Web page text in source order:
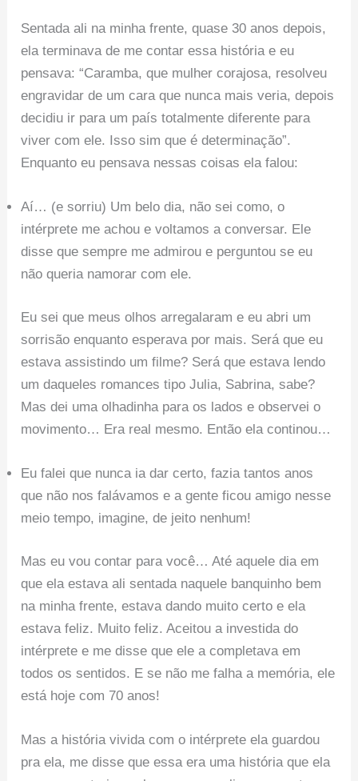
Sentada ali na minha frente, quase 30 anos depois,
ela terminava de me contar essa história e eu
pensava: “Caramba, que mulher corajosa, resolveu
engravidar de um cara que nunca mais veria, depois
decidiu ir para um país totalmente diferente para
viver com ele. Isso sim que é determinação”.
Enquanto eu pensava nessas coisas ela falou:
Aí… (e sorriu) Um belo dia, não sei como, o
intérprete me achou e voltamos a conversar. Ele
disse que sempre me admirou e perguntou se eu
não queria namorar com ele.
Eu sei que meus olhos arregalaram e eu abri um
sorrisão enquanto esperava por mais. Será que eu
estava assistindo um filme? Será que estava lendo
um daqueles romances tipo Julia, Sabrina, sabe?
Mas dei uma olhadinha para os lados e observei o
movimento… Era real mesmo. Então ela continou…
Eu falei que nunca ia dar certo, fazia tantos anos
que não nos falávamos e a gente ficou amigo nesse
meio tempo, imagine, de jeito nenhum!
Mas eu vou contar para você… Até aquele dia em
que ela estava ali sentada naquele banquinho bem
na minha frente, estava dando muito certo e ela
estava feliz. Muito feliz. Aceitou a investida do
intérprete e me disse que ele a completava em
todos os sentidos. E se não me falha a memória, ele
está hoje com 70 anos!
Mas a história vivida com o intérprete ela guardou
pra ela, me disse que essa era uma história que ela